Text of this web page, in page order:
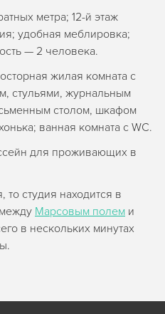
метра; 12-й этаж
удобная меблировка;
— 2 человека.
жилая комната с
стульями, журнальным
столом, шкафом
ванная комната с WC.
для проживающих в
то студия находится в
Марсовым полем и
в нескольких минутах